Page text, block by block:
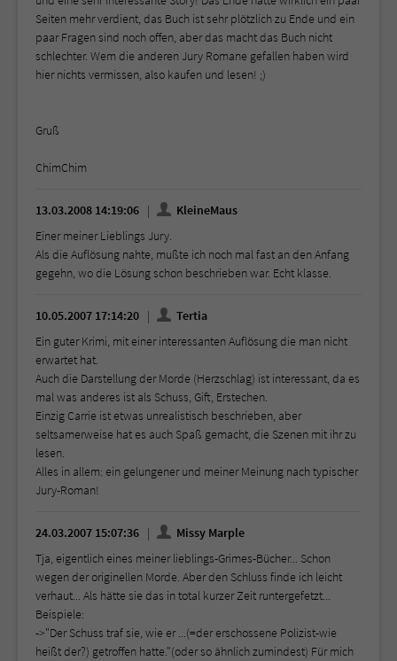
Seiten mehr verdient, das Buch ist sehr plötzlich zu Ende und ein
paar Fragen sind noch offen, aber das macht das Buch nicht
schlechter. Wem die anderen Jury Romane gefallen haben wird
hier nichts vermissen, also kaufen und lesen! ;)
Gruß
ChimChim
13.03.2008 14:19:06
KleineMaus
Einer meiner Lieblings Jury.
Als die Auflösung nahte, mußte ich noch mal fast an den Anfang
gegehn, wo die Lösung schon beschrieben war. Echt klasse.
10.05.2007 17:14:20
Tertia
Ein guter Krimi, mit einer interessanten Auflösung die man nicht
erwartet hat.
Auch die Darstellung der Morde (Herzschlag) ist interessant, da es
mal was anderes ist als Schuss, Gift, Erstechen.
Einzig Carrie ist etwas unrealistisch beschrieben, aber
seltsamerweise hat es auch Spaß gemacht, die Szenen mit ihr zu
lesen.
Alles in allem: ein gelungener und meiner Meinung nach typischer
Jury-Roman!
24.03.2007 15:07:36
Missy Marple
Tja, eigentlich eines meiner lieblings-Grimes-Bücher... Schon
wegen der originellen Morde. Aber den Schluss finde ich leicht
verhaut... Als hätte sie das in total kurzer Zeit runtergefetzt...
Beispiele:
->"Der Schuss traf sie, wie er ...(=der erschossene Polizist-wie
heißt der?) getroffen hatte."(oder so ähnlich zumindest) Für mich